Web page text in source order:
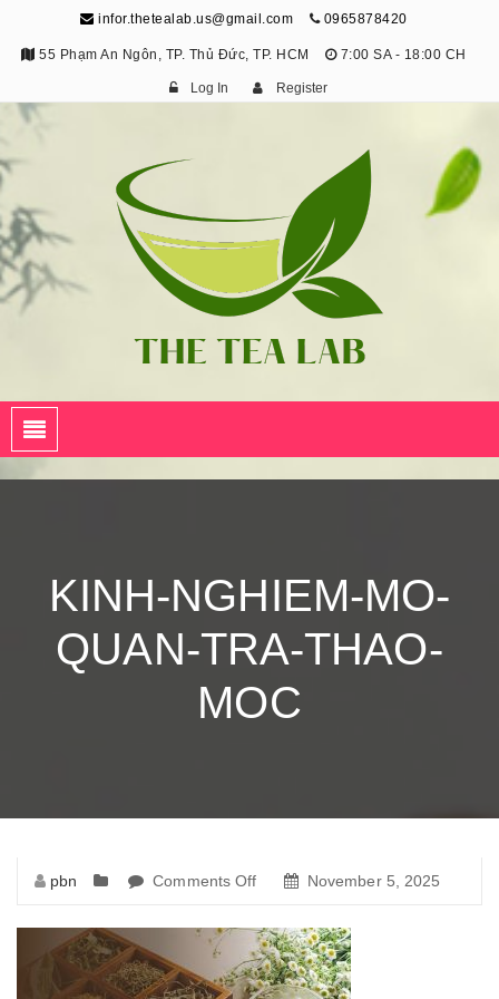
infor.thetealab.us@gmail.com 0965878420
55 Phạm An Ngôn, TP. Thủ Đức, TP. HCM 7:00 SA - 18:00 CH
Log In Register
KINH-NGHIEM-MO-
QUAN-TRA-THAO-
MOC
pbn Comments Off
nghiem-
mo-
quan-
November 5, 2025